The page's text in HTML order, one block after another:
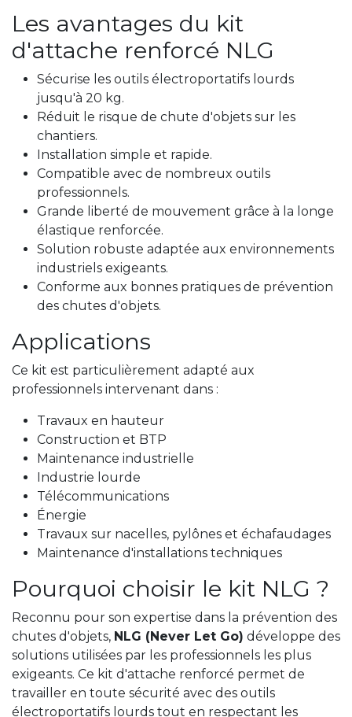
Les avantages du kit
d'attache renforcé NLG
Sécurise les outils électroportatifs lourds
jusqu'à 20 kg.
Réduit le risque de chute d'objets sur les
chantiers.
Installation simple et rapide.
Compatible avec de nombreux outils
professionnels.
Grande liberté de mouvement grâce à la longe
élastique renforcée.
Solution robuste adaptée aux environnements
industriels exigeants.
Conforme aux bonnes pratiques de prévention
des chutes d'objets.
Applications
Ce kit est particulièrement adapté aux
professionnels intervenant dans :
Travaux en hauteur
Construction et BTP
Maintenance industrielle
Industrie lourde
Télécommunications
Énergie
Travaux sur nacelles, pylônes et échafaudages
Maintenance d'installations techniques
Pourquoi choisir le kit NLG ?
Reconnu pour son expertise dans la prévention des
chutes d'objets, NLG (Never Let Go) développe des
solutions utilisées par les professionnels les plus
exigeants. Ce kit d'attache renforcé permet de
travailler en toute sécurité avec des outils
électroportatifs lourds tout en respectant les